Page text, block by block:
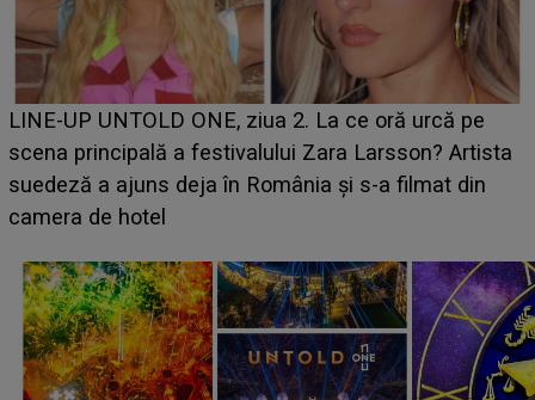
Ce a dezvăluit noua concurentă din "Casa Iubirii" l-a
luat prin surprindere pe Emanuel. CINE ESTE
BĂIATUL VIZAT de Alexandra?! Aflându-se în fața
faptului împlinit, A RECUNOSCUT IMEDIAT: "Am